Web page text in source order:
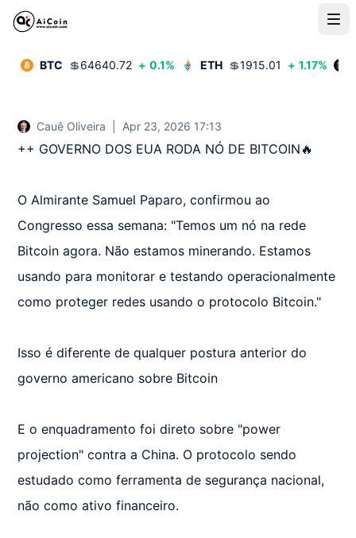
BTC 💲64640.72 + 0.1% ETH 💲1915.01 + 1.17%
Cauê Oliveira Apr 23, 2026 17:13
++ GOVERNO DOS EUA RODA NÓ DE BITCOIN🔥
O Almirante Samuel Paparo, confirmou ao
Congresso essa semana: "Temos um nó na rede
Bitcoin agora. Não estamos minerando. Estamos
usando para monitorar e testando operacionalmente
como proteger redes usando o protocolo Bitcoin."
Isso é diferente de qualquer postura anterior do
governo americano sobre Bitcoin
E o enquadramento foi direto sobre "power
projection" contra a China. O protocolo sendo
estudado como ferramenta de segurança nacional,
não como ativo financeiro.